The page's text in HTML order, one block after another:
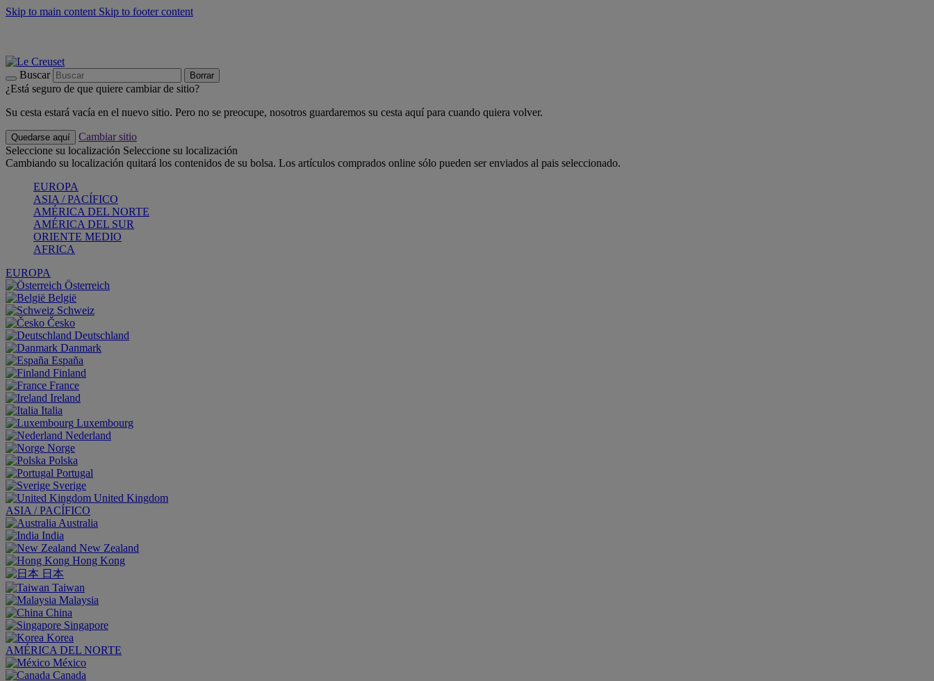
Skip to main content Skip to footer content
Buscar Borrar
¿Está seguro de que quiere cambiar de sitio?
Su cesta estará vacía en el nuevo sitio. Pero no se preocupe, nosotros guardaremos su cesta aquí para cuando quiera volver.
Quedarse aquí
Cambiar sitio
Seleccione su localización Seleccione su localización
Cambiando su localización quitará los contenidos de su bolsa. Los artículos comprados online sólo pueden ser enviados al pais seleccionado.
EUROPA
ASIA / PACÍFICO
AMÉRICA DEL NORTE
AMÉRICA DEL SUR
ORIENTE MEDIO
AFRICA
EUROPA
Österreich
België
Schweiz
Česko
Deutschland
Danmark
España
Finland
France
Ireland
Italia
Luxembourg
Nederland
Norge
Polska
Portugal
Sverige
United Kingdom
ASIA / PACÍFICO
Australia
India
New Zealand
Hong Kong
日本
Taiwan
Malaysia
China
Singapore
Korea
AMÉRICA DEL NORTE
México
Canada